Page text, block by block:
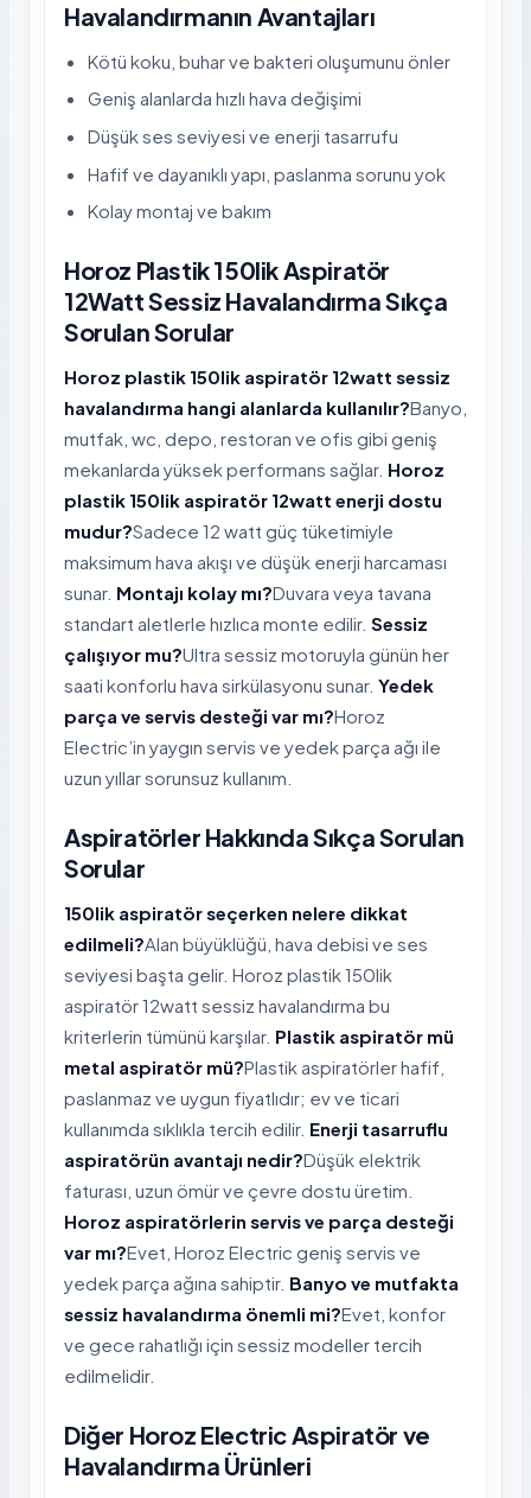
Havalandırmanın Avantajları
Kötü koku, buhar ve bakteri oluşumunu önler
Geniş alanlarda hızlı hava değişimi
Düşük ses seviyesi ve enerji tasarrufu
Hafif ve dayanıklı yapı, paslanma sorunu yok
Kolay montaj ve bakım
Horoz Plastik 150lik Aspiratör
12Watt Sessiz Havalandırma Sıkça
Sorulan Sorular
Horoz plastik 150lik aspiratör 12watt sessiz
havalandırma hangi alanlarda kullanılır?Banyo,
mutfak, wc, depo, restoran ve ofis gibi geniş
mekanlarda yüksek performans sağlar. Horoz
plastik 150lik aspiratör 12watt enerji dostu
mudur?Sadece 12 watt güç tüketimiyle
maksimum hava akışı ve düşük enerji harcaması
sunar. Montajı kolay mı?Duvara veya tavana
standart aletlerle hızlıca monte edilir. Sessiz
çalışıyor mu?Ultra sessiz motoruyla günün her
saati konforlu hava sirkülasyonu sunar. Yedek
parça ve servis desteği var mı?Horoz
Electric’in yaygın servis ve yedek parça ağı ile
uzun yıllar sorunsuz kullanım.
Aspiratörler Hakkında Sıkça Sorulan
Sorular
150lik aspiratör seçerken nelere dikkat
edilmeli?Alan büyüklüğü, hava debisi ve ses
seviyesi başta gelir. Horoz plastik 150lik
aspiratör 12watt sessiz havalandırma bu
kriterlerin tümünü karşılar. Plastik aspiratör mü
metal aspiratör mü?Plastik aspiratörler hafif,
paslanmaz ve uygun fiyatlıdır; ev ve ticari
kullanımda sıklıkla tercih edilir. Enerji tasarruflu
aspiratörün avantajı nedir?Düşük elektrik
faturası, uzun ömür ve çevre dostu üretim.
Horoz aspiratörlerin servis ve parça desteği
var mı?Evet, Horoz Electric geniş servis ve
yedek parça ağına sahiptir. Banyo ve mutfakta
sessiz havalandırma önemli mi?Evet, konfor
ve gece rahatlığı için sessiz modeller tercih
edilmelidir.
Diğer Horoz Electric Aspiratör ve
Havalandırma Ürünleri